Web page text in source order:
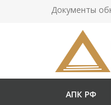
Документы
АПК РФ